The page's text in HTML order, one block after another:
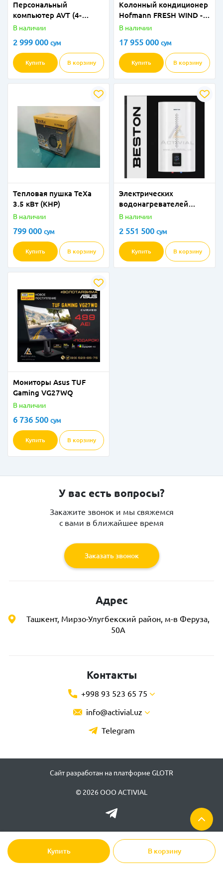
Купить В корзину
Персональный
компьютер AVT (4-
ядерный AMD Athlon
В наличии
2 999 000 сум
Купить В корзину
Колонный кондиционер
Hofmann FRESH WIND -
24
В наличии
17 955 000 сум
Купить В корзину
Тепловая пушка TeXa
3.5 кВт (КНР)
В наличии
799 000 сум
Купить В корзину
Электрических
водонагревателей
премиум-класса Beston
MW50V
В наличии
2 551 500 сум
Купить В корзину
Мониторы Asus TUF
Gaming VG27WQ
В наличии
6 736 500 сум
Купить В корзину
У вас есть вопросы?
Закажите звонок и мы свяжемся
с вами в ближайшее время
Заказать звонок
Адрес
Ташкент, Мирзо-Улугбекский район, м-в Феруза,
50А
Контакты
+998 93 523 65 75
info@activial.uz
Telegram
Сайт разработан на платформе GLOTR
© 2026 ООО ACTIVIAL